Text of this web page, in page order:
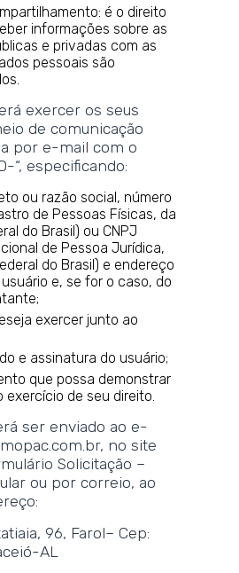
é o direito
informações sobre as
e privadas com as
pessoais são
exercer os seus
de comunicação
por e-mail com o
“, especificando:
ou razão social, número
de Pessoas Físicas, da
do Brasil) ou CNPJ
de Pessoa Jurídica,
do Brasil) e endereço
e, se for o caso, do
exercer junto ao
e assinatura do usuário;
que possa demonstrar
exercício de seu direito.
ser enviado ao e-
no site
Solicitação –
ou por correio, ao
96, Farol– Cep:
AL